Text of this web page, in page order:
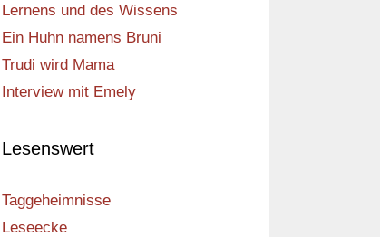
Lernens und des Wissens
Ein Huhn namens Bruni
Trudi wird Mama
Interview mit Emely
Lesenswert
Taggeheimnisse
Leseecke